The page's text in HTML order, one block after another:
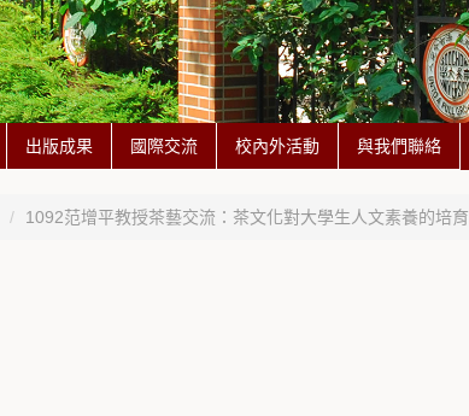
出版成果 國際交流 校內外活動 與我們聯絡
1092范增平教授茶藝交流：茶文化對大學生人文素養的培